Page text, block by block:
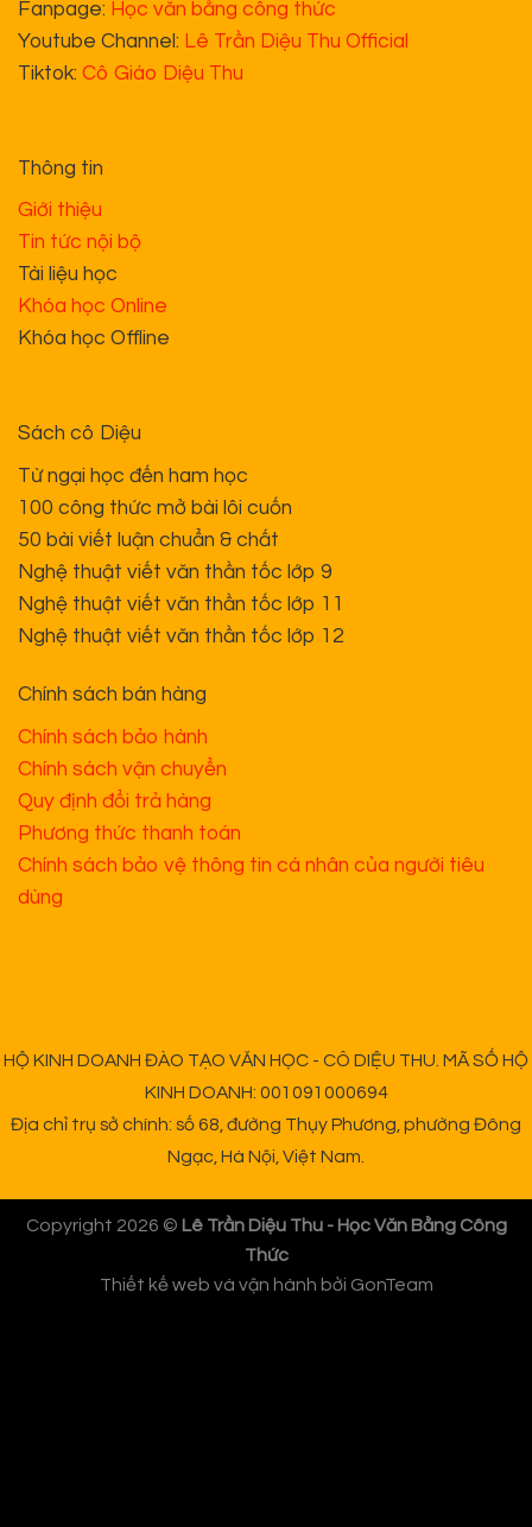
Fanpage: Học văn bằng công thức
Youtube Channel: Lê Trần Diệu Thu Official
Tiktok: Cô Giáo Diệu Thu
Thông tin
Giới thiệu
Tin tức nội bộ
Tài liệu học
Khóa học Online
Khóa học Offline
Sách cô Diệu
Từ ngại học đến ham học
100 công thức mở bài lôi cuốn
50 bài viết luận chuẩn & chất
Nghệ thuật viết văn thần tốc lớp 9
Nghệ thuật viết văn thần tốc lớp 11
Nghệ thuật viết văn thần tốc lớp 12
Chính sách bán hàng
Chính sách bảo hành
Chính sách vận chuyển
Quy định đổi trả hàng
Phương thức thanh toán
Chính sách bảo vệ thông tin cá nhân của người tiêu
dùng
HỘ KINH DOANH ĐÀO TẠO VĂN HỌC - CÔ DIỆU THU. MÃ SỐ HỘ
KINH DOANH: 001091000694
Địa chỉ trụ sở chính: số 68, đường Thụy Phương, phường Đông
Ngạc, Hà Nội, Việt Nam.
Copyright 2026 © Lê Trần Diệu Thu - Học Văn Bằng Công
Thức
Thiết kế web và vận hành bởi GonTeam